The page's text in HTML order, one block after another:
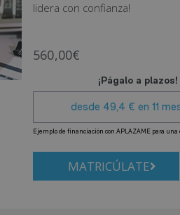
lidera con confianza!
560,00€
MATRICÚLATE